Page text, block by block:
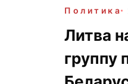
Политика
Литва
группу